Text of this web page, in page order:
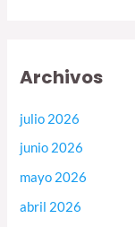
Archivos
julio 2026
junio 2026
mayo 2026
abril 2026